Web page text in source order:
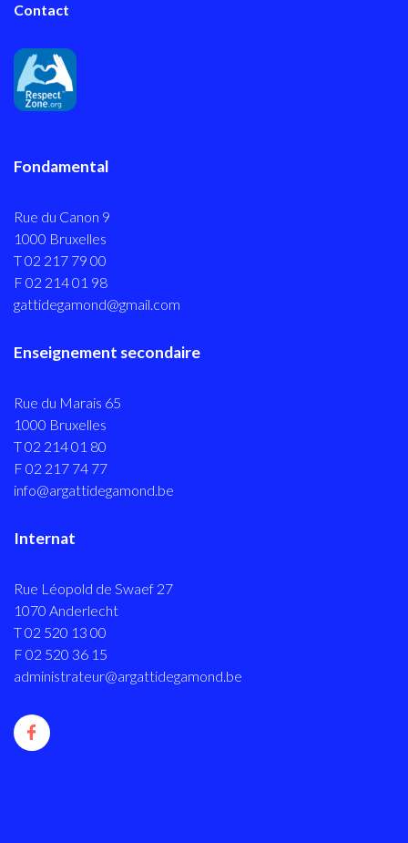
Contact
Fondamental
Rue du Canon 9
1000 Bruxelles
T 02 217 79 00
F 02 214 01 98
gattidegamond@gmail.com
Enseignement secondaire
Rue du Marais 65
1000 Bruxelles
T 02 214 01 80
F 02 217 74 77
info@argattidegamond.be
Internat
Rue Léopold de Swaef 27
1070 Anderlecht
T 02 520 13 00
F 02 520 36 15
administrateur@argattidegamond.be